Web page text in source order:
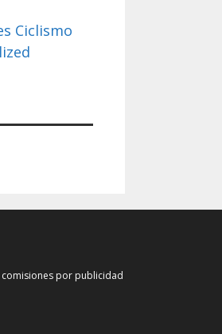
Ciclismo
por publicidad